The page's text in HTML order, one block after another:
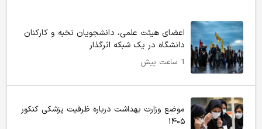
اعضای هیئت علمی، دانشجویان نخبه و کارکنان
دانشگاه در یک شبکه‌ اثرگذار
1 ساعت پیش
موضع وزارت بهداشت درباره ظرفیت پزشکی کنکور
۱۴۰۵